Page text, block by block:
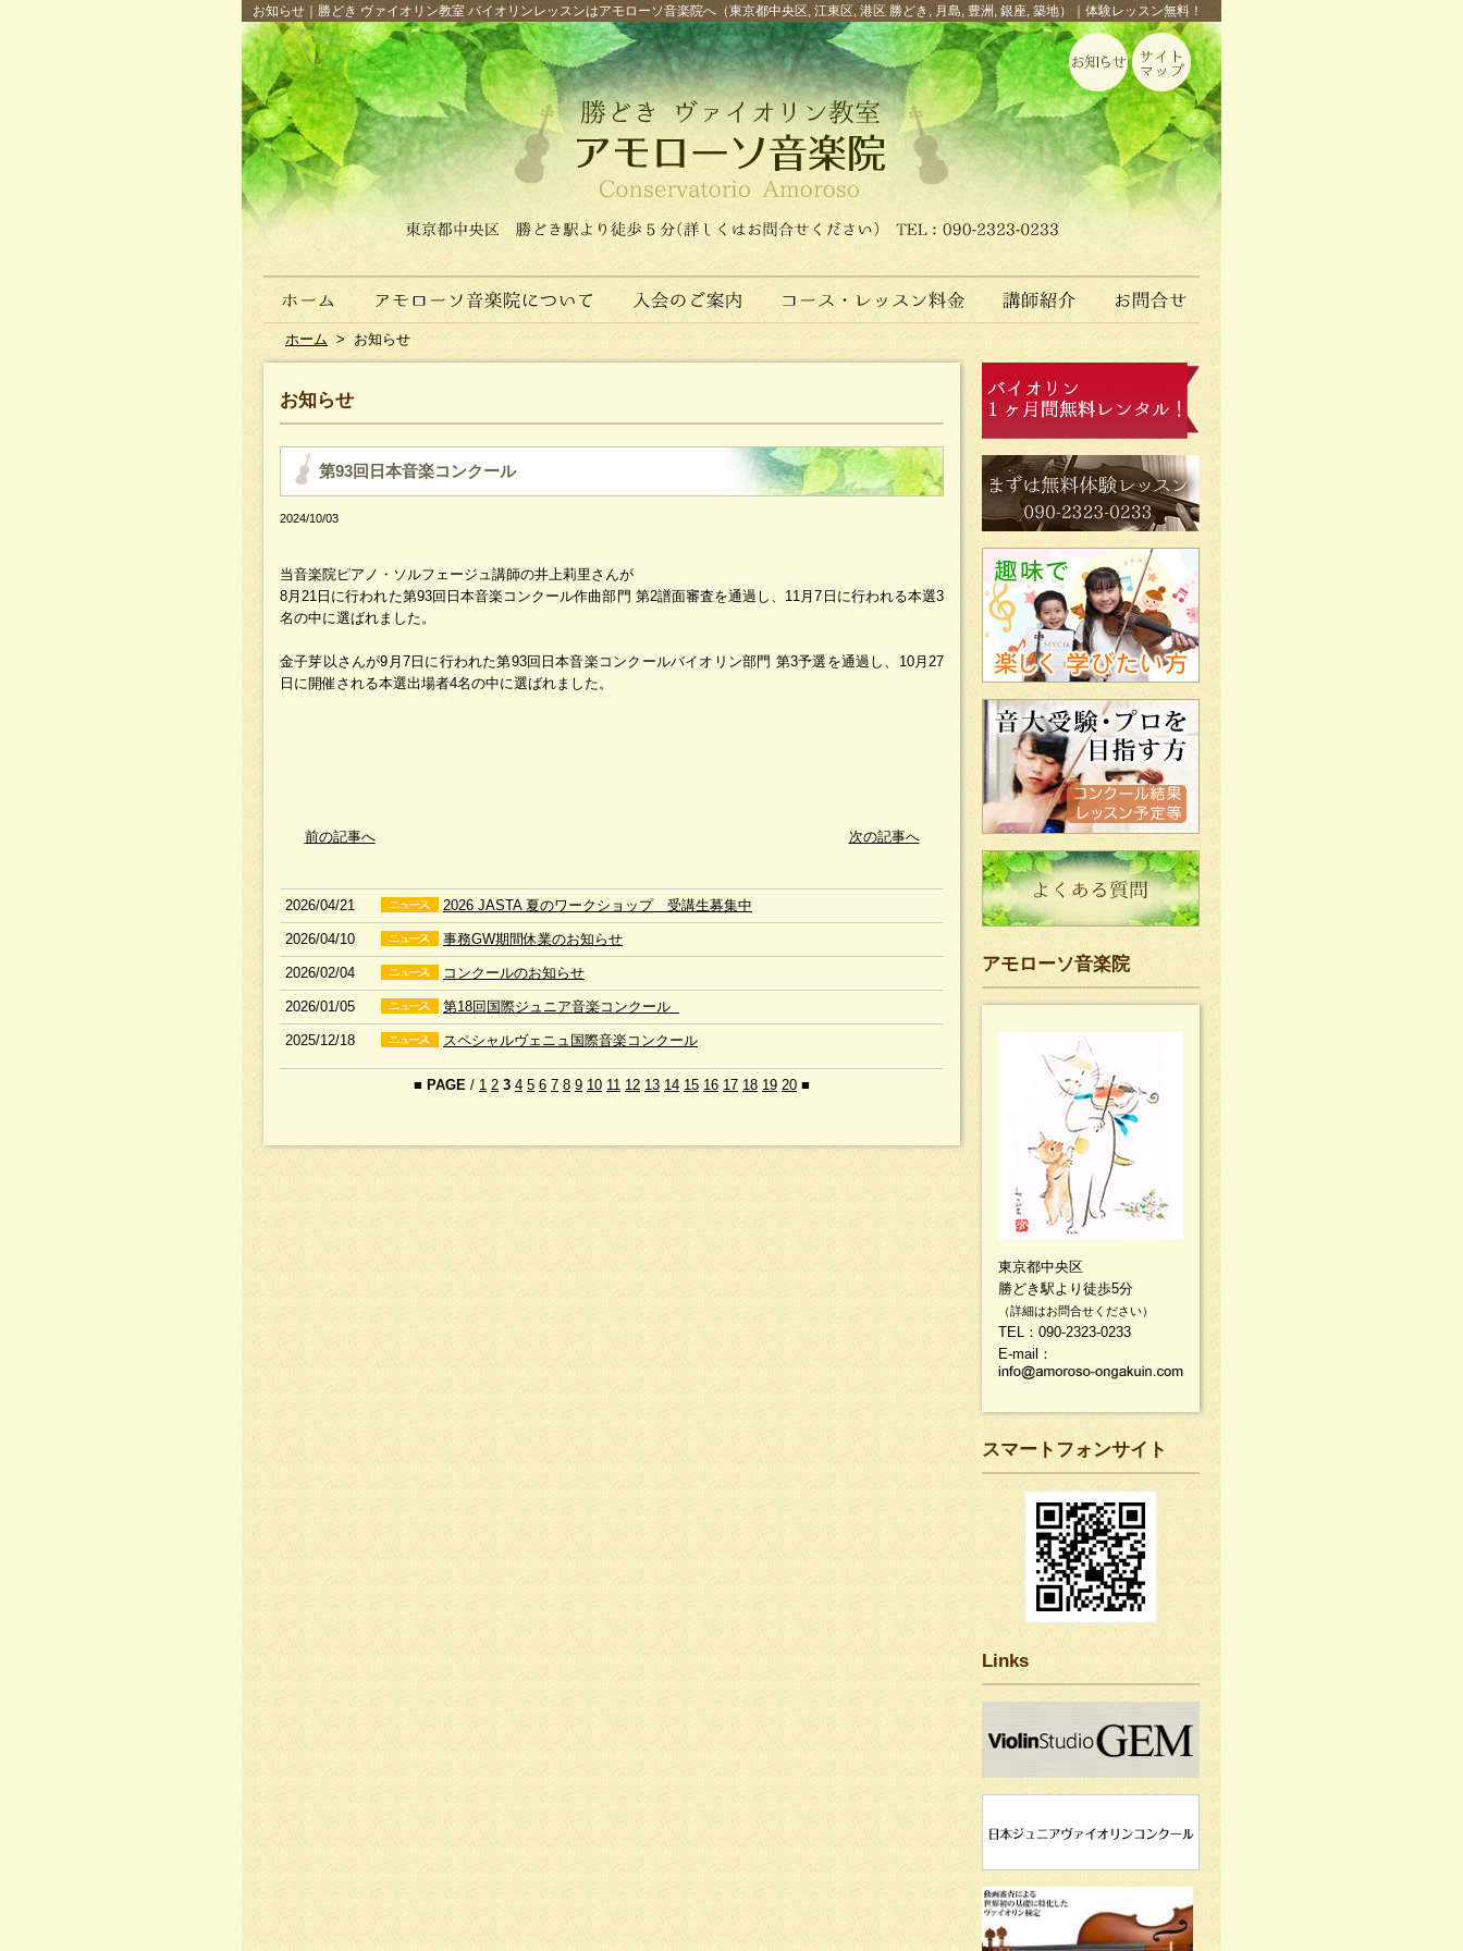
お知らせ｜勝どき ヴァイオリン教室 バイオリンレッスンはアモローソ音楽院へ（東京都中央区, 江東区, 港区 勝どき, 月島, 豊洲, 銀座, 築地）｜体験レッスン無料！
ホーム > お知らせ
お知らせ
第93回日本音楽コンクール
2024/10/03
当音楽院ピアノ・ソルフェージュ講師の井上莉里さんが
8月21日に行われた第93回日本音楽コンクール作曲部門 第2譜面審査を通過し、11月7日に行われる本選3
名の中に選ばれました。
金子芽以さんが9月7日に行われた第93回日本音楽コンクールバイオリン部門 第3予選を通過し、10月27
日に開催される本選出場者4名の中に選ばれました。
前の記事へ 次の記事へ
2026/04/21 2026 JASTA 夏のワークショップ 受講生募集中
2026/04/10 事務GW期間休業のお知らせ
2026/02/04 コンクールのお知らせ
2026/01/05 第18回国際ジュニア音楽コンクール
2025/12/18 スペシャルヴェニュ国際音楽コンクール
■ PAGE / 1 2 3 4 5 6 7 8 9 10 11 12 13 14 15 16 17 18 19 20 ■
アモローソ音楽院
東京都中央区
勝どき駅より徒歩5分
（詳細はお問合せください）
TEL：090-2323-0233
E-mail：
スマートフォンサイト
Links